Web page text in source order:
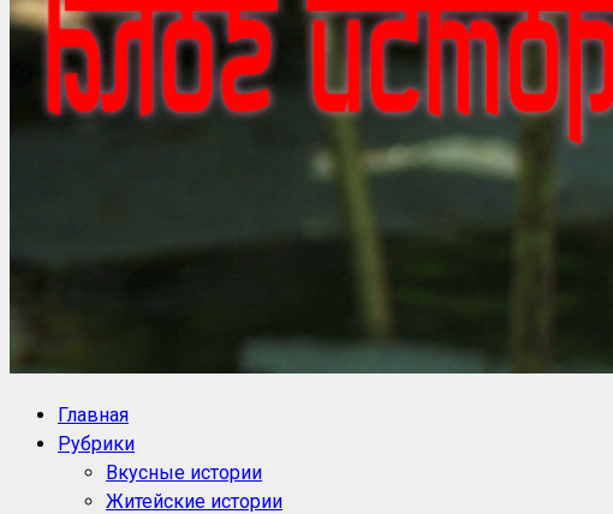
Блог историй NoorySan
Главная
Рубрики
Вкусные истории
Житейские истории